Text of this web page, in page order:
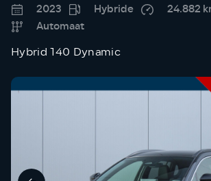
2023 Hybride
24.882
Automaat
Hybrid 140 Dynamic